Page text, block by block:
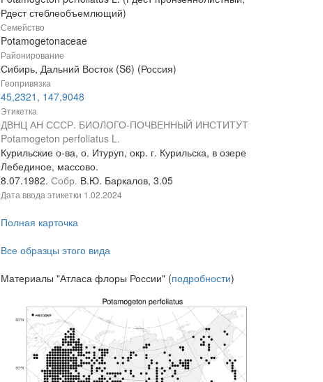
Рдест стеблеобъемлющий)
Семейство
Potamogetonaceae
Районирование
Сибирь, Дальний Восток (S6) (Россия)
Геопривязка
45,2321, 147,9048
Этикетка
ДВНЦ АН СССР. БИОЛОГО-ПОЧВЕННЫЙ ИНСТИТУТ
Potamogeton perfoliatus L.
Курильские о-ва, о. Итуруп, окр. г. Курильска, в озере
Лебединое, массово.
8.07.1982. Собр. В.Ю. Баркалов, 3.05
Дата ввода этикетки 1.02.2024
Полная карточка
Все образцы этого вида
Материалы "Атласа флоры России" (подробности)